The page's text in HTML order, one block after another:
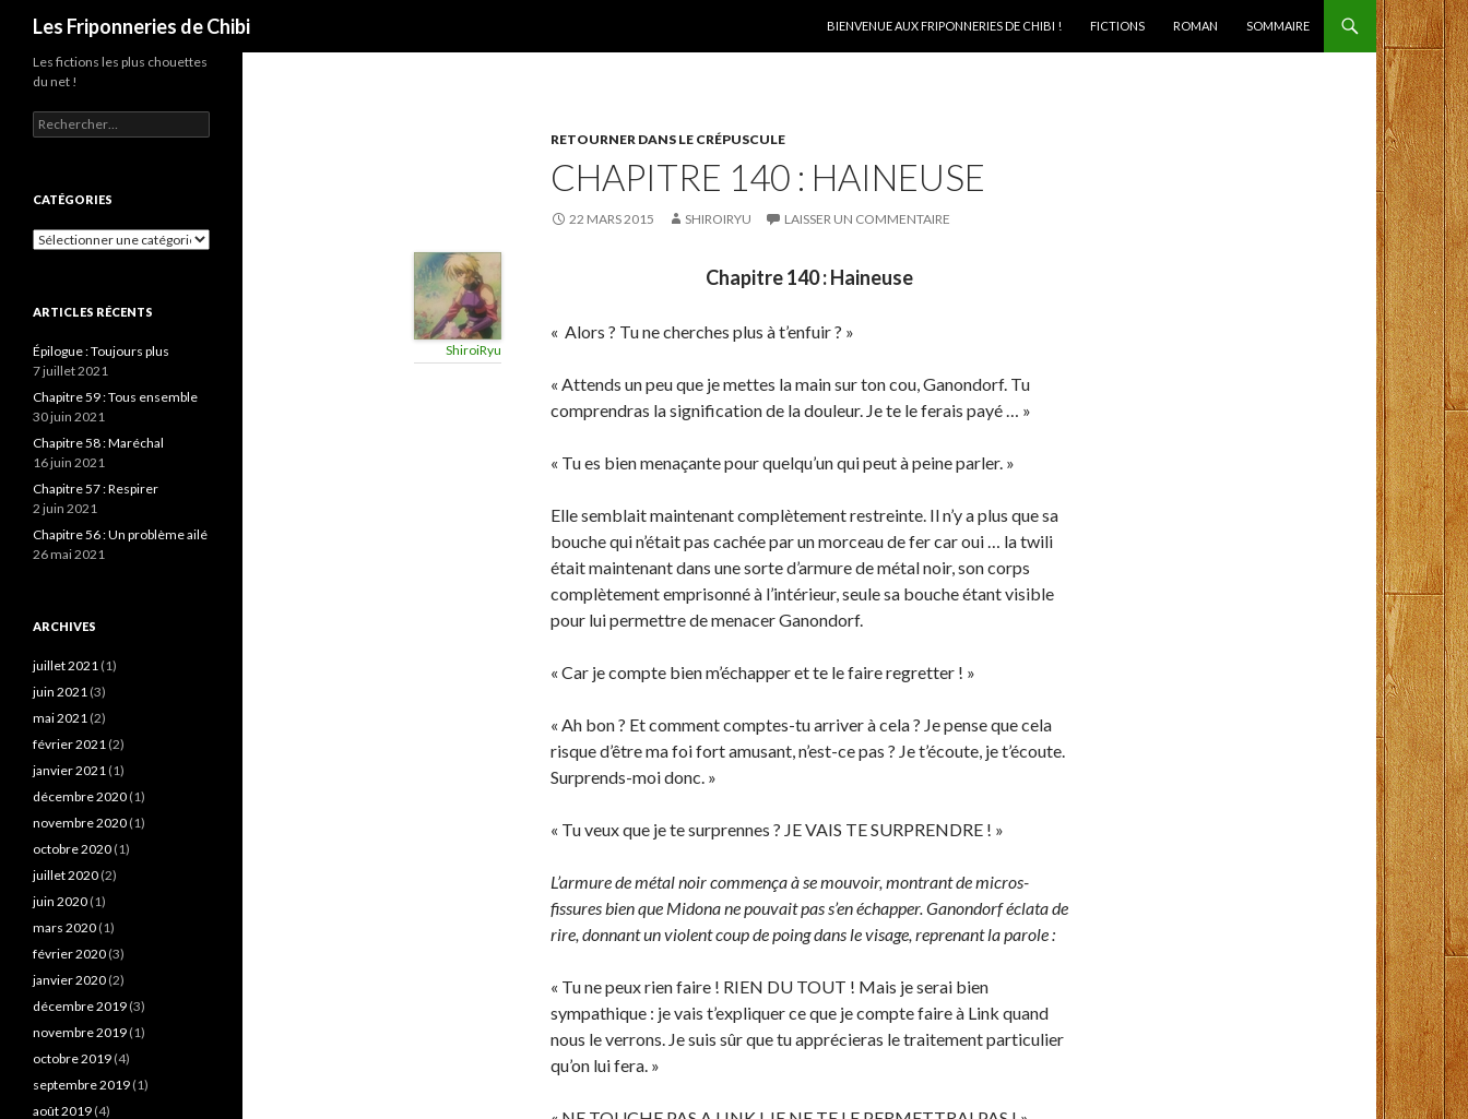
Les Friponneries de Chibi
BIENVENUE AUX FRIPONNERIES DE CHIBI !
FICTIONS ROMAN SOMMAIRE
RETOURNER DANS LE CRÉPUSCULE
CHAPITRE 140 : HAINEUSE
22 MARS 2015 SHIROIRYU LAISSER UN COMMENTAIRE
ShiroiRyu
Chapitre 140 : Haineuse
« Alors ? Tu ne cherches plus à t’enfuir ? »
« Attends un peu que je mettes la main sur ton cou, Ganondorf. Tu
comprendras la signification de la douleur. Je te le ferais payé … »
« Tu es bien menaçante pour quelqu’un qui peut à peine parler. »
Elle semblait maintenant complètement restreinte. Il n’y a plus que sa
bouche qui n’était pas cachée par un morceau de fer car oui … la twili
était maintenant dans une sorte d’armure de métal noir, son corps
complètement emprisonné à l’intérieur, seule sa bouche étant visible
pour lui permettre de menacer Ganondorf.
« Car je compte bien m’échapper et te le faire regretter ! »
« Ah bon ? Et comment comptes-tu arriver à cela ? Je pense que cela
risque d’être ma foi fort amusant, n’est-ce pas ? Je t’écoute, je t’écoute.
Surprends-moi donc. »
« Tu veux que je te surprennes ? JE VAIS TE SURPRENDRE ! »
L’armure de métal noir commença à se mouvoir, montrant de micros-
fissures bien que Midona ne pouvait pas s’en échapper. Ganondorf éclata de
rire, donnant un violent coup de poing dans le visage, reprenant la parole :
« Tu ne peux rien faire ! RIEN DU TOUT ! Mais je serai bien
sympathique : je vais t’expliquer ce que je compte faire à Link quand
nous le verrons. Je suis sûr que tu apprécieras le traitement particulier
qu’on lui fera. »
Les fictions les plus chouettes
du net !
Rechercher :
CATÉGORIES
Catégories
ARTICLES RÉCENTS
Épilogue : Toujours plus
7 juillet 2021
Chapitre 59 : Tous ensemble
30 juin 2021
Chapitre 58 : Maréchal
16 juin 2021
Chapitre 57 : Respirer
2 juin 2021
Chapitre 56 : Un problème ailé
26 mai 2021
ARCHIVES
juillet 2021 (1)
juin 2021 (3)
mai 2021 (2)
février 2021 (2)
janvier 2021 (1)
décembre 2020 (1)
novembre 2020 (1)
octobre 2020 (1)
juillet 2020 (2)
juin 2020 (1)
mars 2020 (1)
février 2020 (3)
janvier 2020 (2)
décembre 2019 (3)
novembre 2019 (1)
octobre 2019 (4)
septembre 2019 (1)
août 2019 (4)